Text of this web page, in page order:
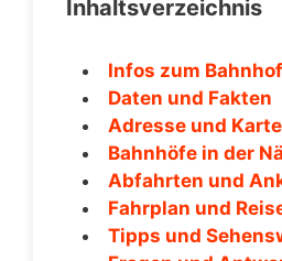
Inhaltsverzeichnis
Infos zum Bahnhof
Daten und Fakten
Adresse und Karte
Bahnhöfe in der
Abfahrten und
Fahrplan und
Tipps und